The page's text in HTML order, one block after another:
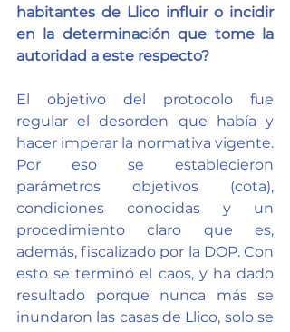
habitantes de Llico influir o incidir
en la determinación que tome la
autoridad a este respecto?
El objetivo del protocolo fue
regular el desorden que había y
hacer imperar la normativa vigente.
Por eso se establecieron
parámetros objetivos (cota),
condiciones conocidas y un
procedimiento claro que es,
además, fiscalizado por la DOP. Con
esto se terminó el caos, y ha dado
resultado porque nunca más se
inundaron las casas de Llico, solo se